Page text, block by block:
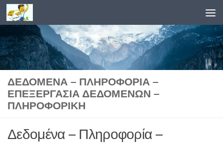
Skip to content
ΔΕΔΟΜΈΝΑ – ΠΛΗΡΟΦΟΡΊΑ –
ΕΠΕΞΕΡΓΑΣΊΑ ΔΕΔΟΜΈΝΩΝ –
ΠΛΗΡΟΦΟΡΙΚΉ
Δεδομένα – Πληροφορία –